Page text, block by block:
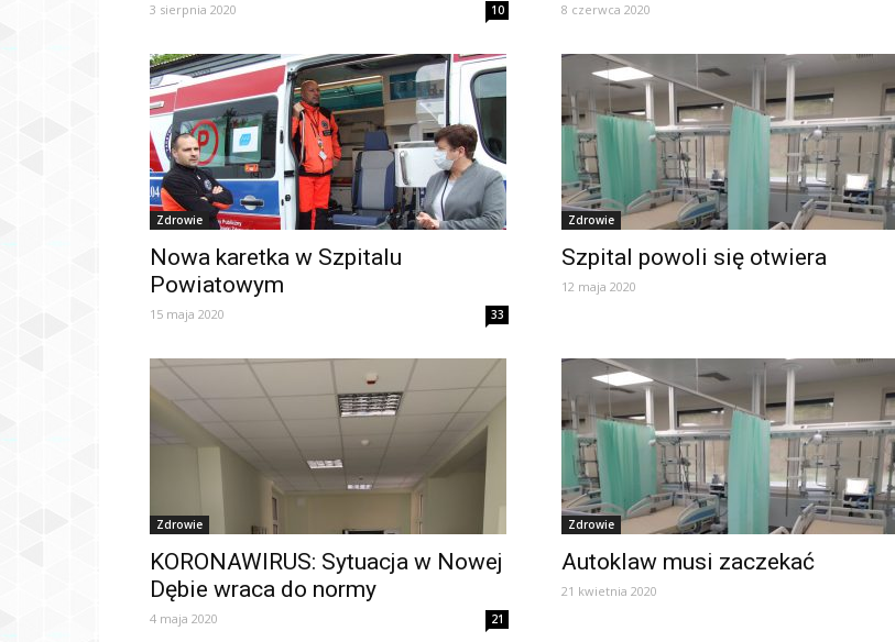
3 sierpnia 2020 10 8 czerwca 2020
Zdrowie
Nowa karetka w Szpitalu
Powiatowym
15 maja 2020 33
Zdrowie
Szpital powoli się otwiera
12 maja 2020
Zdrowie
KORONAWIRUS: Sytuacja w Nowej
Dębie wraca do normy
4 maja 2020 21
Zdrowie
Autoklaw musi zaczekać
21 kwietnia 2020